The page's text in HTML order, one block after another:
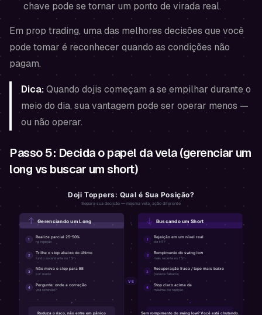
chave pode se tornar um ponto de virada real.
Em prop trading, uma das melhores decisões que você
pode tomar é reconhecer quando as condições não
pagam.
Dica:Quando dojis começam a se empilhar durante o
meio do dia, sua vantagem pode ser operar menos —
ou não operar.
Passo 5: Decida o papel da vela (gerenciar um
long vs buscar um short)